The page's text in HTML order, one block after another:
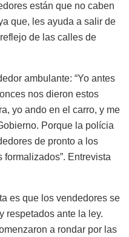
están que no caben
que, les ayuda a salir de
de las calles de
ambulante: “Yo antes
nos dieron estos
yo ando en el carro, y me
Porque la polícia
de pronto a los
Entrevista
es que los vendedores se
respetados ante la ley.
a rondar por las